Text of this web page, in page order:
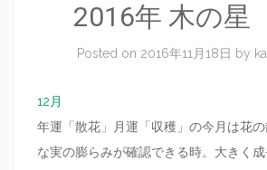
2016年 木の星
Posted on 2016年11月18日 by
12月
年運「散花」月運「収穫」の今月は花
な実の膨らみが確認できる時。大きく